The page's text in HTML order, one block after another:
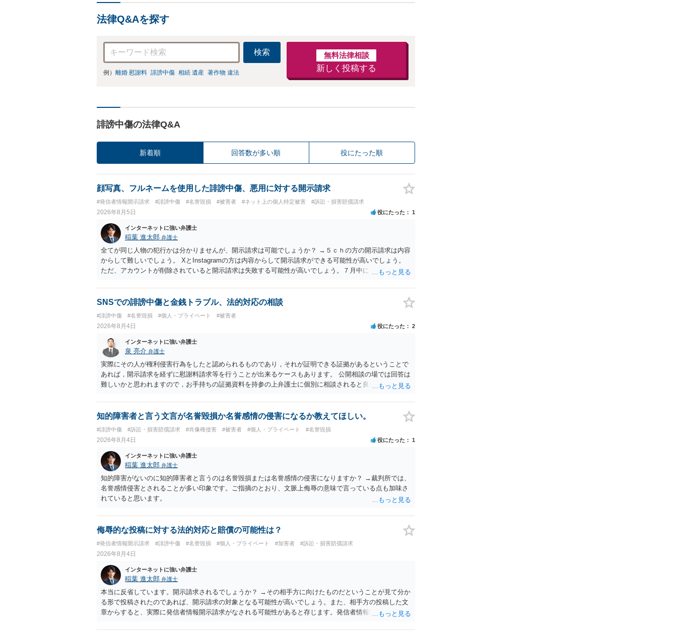
法律Q&Aを探す
検索
例） 離婚 慰謝料 誹謗中傷 相続 遺産 著作物 違法
無料法律相談
新しく投稿する
誹謗中傷の法律Q&A
新着順 回答数が多い順 役にたった順
顔写真、フルネームを使用した誹謗中傷、悪用に対する開示請求
#発信者情報開示請求 #誹謗中傷 #名誉毀損 #被害者 #ネット上の個人特定被害 #訴訟・損害賠償請求
2026年8月5日 役にたった 1
インターネットに強い弁護士
稲葉 進太郎 弁護士
全てが同じ人物の犯行かは分かりませんが、開示請求は可能でしょうか？ →５ｃｈの方の開示請求は内容
からして難しいでしょう。 XとInstagramの方は内容からして開示請求ができる可能性が高いでしょう。
ただ、アカウントが削除されていると開示請求は失敗する可能性が高いでしょう。７月中にアカウントが
相手に全ての弁護士費用を負担させることは可能でしょうか？ →訴訟外の交渉で相手方が認めれば負担さ
せることができるでしょう。訴訟で判決となった場合は、実際の弁護士費用が認められる場合と認められ
SNSでの誹謗中傷と金銭トラブル、法的対応の相談
#誹謗中傷 #名誉毀損 #個人・プライベート #被害者
2026年8月4日 役にたった 2
インターネットに強い弁護士
泉 亮介 弁護士
実際にその人が権利侵害行為をしたと認められるものであり，それが証明できる証拠があるということで
あれば，開示請求を経ずに慰謝料請求等を行うことが出来るケースもあります。 公開相談の場では回答は
難しいかと思われますので，お手持ちの証拠資料を持参の上弁護士に個別に相談されると良いでしょう。
知的障害者と言う文言が名誉毀損か名誉感情の侵害になるか教えてほしい。
#誹謗中傷 #訴訟・損害賠償請求 #肖像権侵害 #被害者 #個人・プライベート #名誉毀損
2026年8月4日 役にたった 1
インターネットに強い弁護士
稲葉 進太郎 弁護士
知的障害がないのに知的障害者と言うのは名誉毀損または名誉感情の侵害になりますか？ →裁判所では、
名誉感情侵害とされることが多い印象です。ご指摘のとおり、文脈上侮辱の意味で言っている点も加味さ
れていると思います。
侮辱的な投稿に対する法的対応と賠償の可能性は？
#発信者情報開示請求 #誹謗中傷 #名誉毀損 #個人・プライベート #加害者 #訴訟・損害賠償請求
2026年8月4日
インターネットに強い弁護士
稲葉 進太郎 弁護士
本当に反省しています。開示請求されるでしょうか？ →その相手方に向けたものだということが見て分か
る形で投稿されたのであれば、開示請求の対象となる可能性が高いでしょう。また、相手方の投稿した文
章からすると、実際に発信者情報開示請求がなされる可能性があると存じます。発信者情報開示請求が進